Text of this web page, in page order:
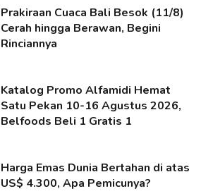
Prakiraan Cuaca Bali Besok (11/8)
Cerah hingga Berawan, Begini
Rinciannya
Katalog Promo Alfamidi Hemat
Satu Pekan 10-16 Agustus 2026,
Belfoods Beli 1 Gratis 1
Harga Emas Dunia Bertahan di atas
US$ 4.300, Apa Pemicunya?